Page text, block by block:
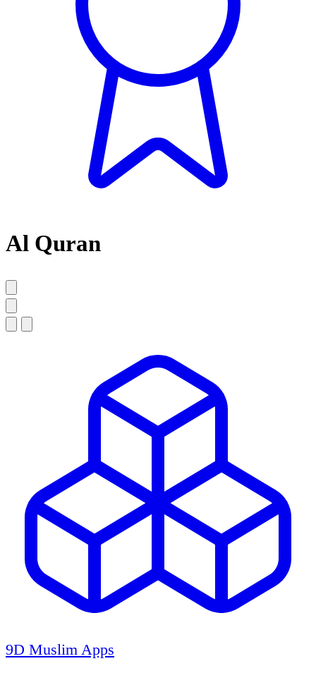
Al Quran
9D Muslim Apps